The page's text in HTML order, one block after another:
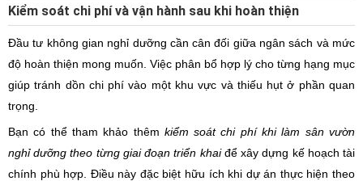
Kiểm soát chi phí và vận hành sau khi hoàn thiện
Đầu tư không gian nghỉ dưỡng cần cân đối giữa ngân sách và mức
độ hoàn thiện mong muốn. Việc phân bổ hợp lý cho từng hạng mục
giúp tránh dồn chi phí vào một khu vực và thiếu hụt ở phần quan
trọng.
Bạn có thể tham khảo thêm kiểm soát chi phí khi làm sân vườn
nghỉ dưỡng theo từng giai đoạn triển khaiđể xây dựng kế hoạch tài
chính phù hợp. Điều này đặc biệt hữu ích khi dự án thực hiện theo